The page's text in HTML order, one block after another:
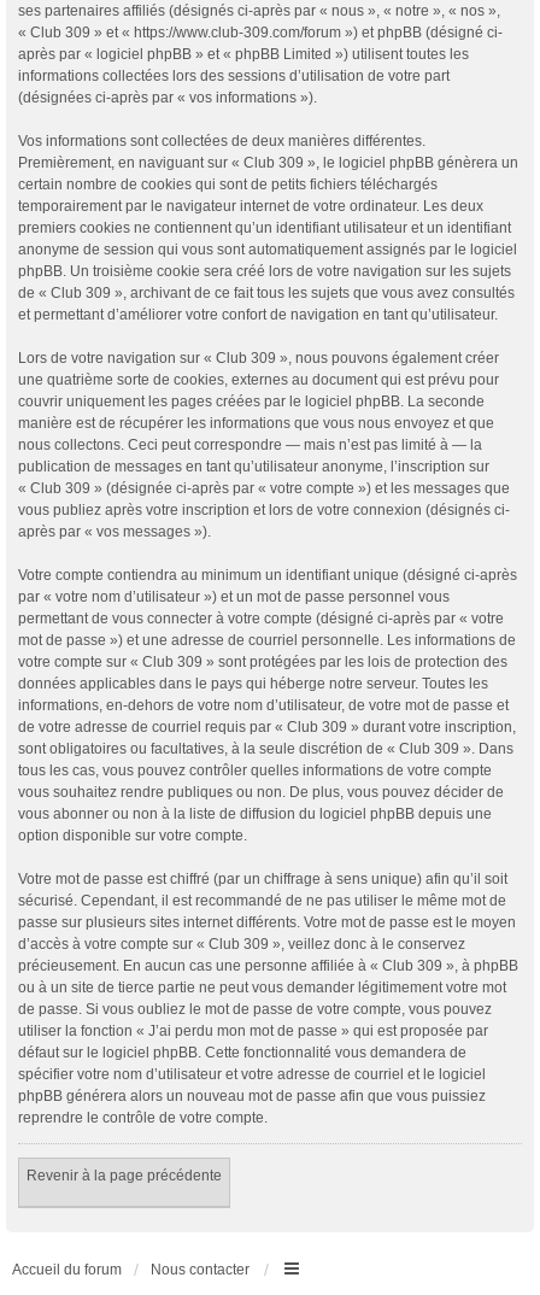
ses partenaires affiliés (désignés ci-après par « nous », « notre », « nos »,
« Club 309 » et « https://www.club-309.com/forum ») et phpBB (désigné ci-
après par « logiciel phpBB » et « phpBB Limited ») utilisent toutes les
informations collectées lors des sessions d’utilisation de votre part
(désignées ci-après par « vos informations »).
Vos informations sont collectées de deux manières différentes.
Premièrement, en naviguant sur « Club 309 », le logiciel phpBB génèrera un
certain nombre de cookies qui sont de petits fichiers téléchargés
temporairement par le navigateur internet de votre ordinateur. Les deux
premiers cookies ne contiennent qu’un identifiant utilisateur et un identifiant
anonyme de session qui vous sont automatiquement assignés par le logiciel
phpBB. Un troisième cookie sera créé lors de votre navigation sur les sujets
de « Club 309 », archivant de ce fait tous les sujets que vous avez consultés
et permettant d’améliorer votre confort de navigation en tant qu’utilisateur.
Lors de votre navigation sur « Club 309 », nous pouvons également créer
une quatrième sorte de cookies, externes au document qui est prévu pour
couvrir uniquement les pages créées par le logiciel phpBB. La seconde
manière est de récupérer les informations que vous nous envoyez et que
nous collectons. Ceci peut correspondre — mais n’est pas limité à — la
publication de messages en tant qu’utilisateur anonyme, l’inscription sur
« Club 309 » (désignée ci-après par « votre compte ») et les messages que
vous publiez après votre inscription et lors de votre connexion (désignés ci-
après par « vos messages »).
Votre compte contiendra au minimum un identifiant unique (désigné ci-après
par « votre nom d’utilisateur ») et un mot de passe personnel vous
permettant de vous connecter à votre compte (désigné ci-après par « votre
mot de passe ») et une adresse de courriel personnelle. Les informations de
votre compte sur « Club 309 » sont protégées par les lois de protection des
données applicables dans le pays qui héberge notre serveur. Toutes les
informations, en-dehors de votre nom d’utilisateur, de votre mot de passe et
de votre adresse de courriel requis par « Club 309 » durant votre inscription,
sont obligatoires ou facultatives, à la seule discrétion de « Club 309 ». Dans
tous les cas, vous pouvez contrôler quelles informations de votre compte
vous souhaitez rendre publiques ou non. De plus, vous pouvez décider de
vous abonner ou non à la liste de diffusion du logiciel phpBB depuis une
option disponible sur votre compte.
Votre mot de passe est chiffré (par un chiffrage à sens unique) afin qu’il soit
sécurisé. Cependant, il est recommandé de ne pas utiliser le même mot de
passe sur plusieurs sites internet différents. Votre mot de passe est le moyen
d’accès à votre compte sur « Club 309 », veillez donc à le conservez
précieusement. En aucun cas une personne affiliée à « Club 309 », à phpBB
ou à un site de tierce partie ne peut vous demander légitimement votre mot
de passe. Si vous oubliez le mot de passe de votre compte, vous pouvez
utiliser la fonction « J’ai perdu mon mot de passe » qui est proposée par
défaut sur le logiciel phpBB. Cette fonctionnalité vous demandera de
spécifier votre nom d’utilisateur et votre adresse de courriel et le logiciel
phpBB générera alors un nouveau mot de passe afin que vous puissiez
reprendre le contrôle de votre compte.
Revenir à la page précédente
Accueil du forum Nous contacter